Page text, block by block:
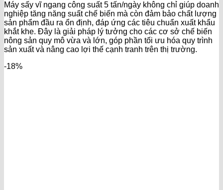
Máy sấy vĩ ngang công suất 5 tấn/ngày không chỉ giúp doanh
nghiệp tăng năng suất chế biến mà còn đảm bảo chất lượng
sản phẩm đầu ra ổn định, đáp ứng các tiêu chuẩn xuất khẩu
khắt khe. Đây là giải pháp lý tưởng cho các cơ sở chế biến
nông sản quy mô vừa và lớn, góp phần tối ưu hóa quy trình
sản xuất và nâng cao lợi thế cạnh tranh trên thị trường.
-18%